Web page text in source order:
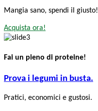
Mangia sano, spendi il giusto!
Acquista ora!
Fai un pieno di proteine!
Prova i legumi in busta.
Pratici, economici e gustosi.